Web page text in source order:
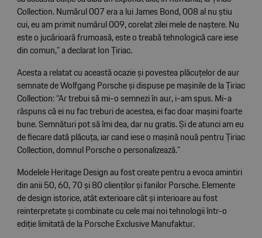
Collection. Numărul 007 era a lui James Bond, 008 al nu știu
cui, eu am primit numărul 009, corelat zilei mele de naștere. Nu
este o jucărioară frumoasă, este o treabă tehnologică care iese
din comun,” a declarat Ion Țiriac.
Acesta a relatat cu această ocazie și povestea plăcuțelor de aur
semnate de Wolfgang Porsche și dispuse pe mașinile de la Țiriac
Collection: “Ar trebui să mi-o semnezi în aur, i-am spus. Mi-a
răspuns că ei nu fac treburi de acestea, ei fac doar mașini foarte
bune. Semnături pot să îmi dea, dar nu gratis. Şi de atunci am eu
de fiecare dată plăcuța, iar cand iese o mașină nouă pentru Țiriac
Collection, domnul Porsche o personalizează.”
Modelele Heritage Design au fost create pentru a evoca amintiri
din anii 50, 60, 70 și 80 clienților și fanilor Porsche. Elemente
de design istorice, atât exterioare cât și interioare au fost
reinterpretate și combinate cu cele mai noi tehnologii într-o
ediție limitată de la Porsche Exclusive Manufaktur.